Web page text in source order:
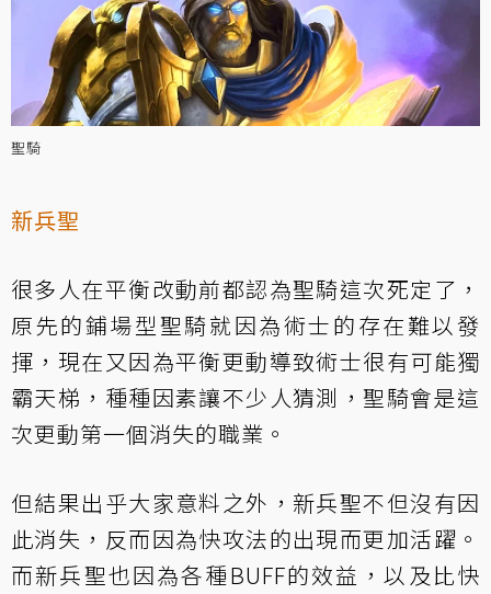
聖騎
新兵聖
很多人在平衡改動前都認為聖騎這次死定了，
原先的鋪場型聖騎就因為術士的存在難以發
揮，現在又因為平衡更動導致術士很有可能獨
霸天梯，種種因素讓不少人猜測，聖騎會是這
次更動第一個消失的職業。
但結果出乎大家意料之外，新兵聖不但沒有因
此消失，反而因為快攻法的出現而更加活躍。
而新兵聖也因為各種BUFF的效益，以及比快